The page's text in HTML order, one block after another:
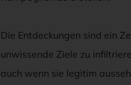
Die Entdeckungen sind ein
unwissende Ziele zu
auch wenn sie legitim